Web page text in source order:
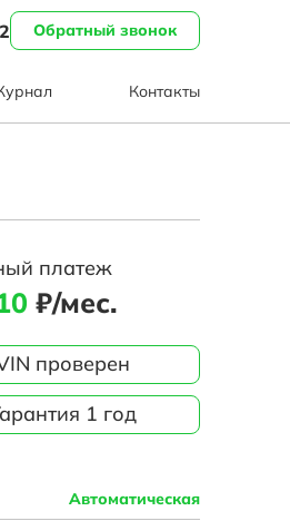
Обратный звонок
Контакты
платеж
₽/мес.
проверен
1 год
Автоматическая